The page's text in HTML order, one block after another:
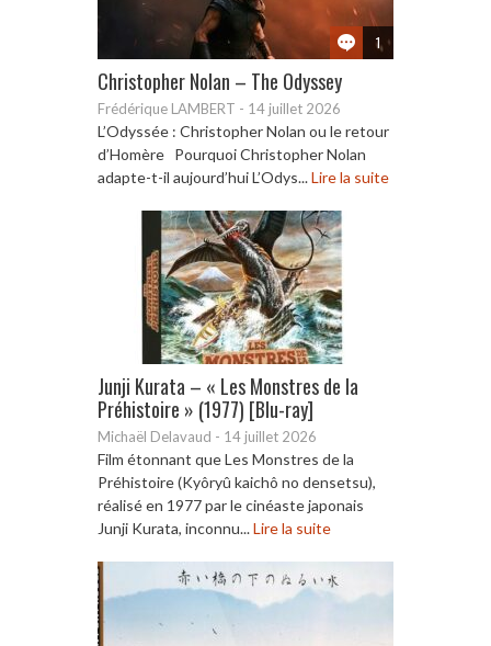
1
Christopher Nolan – The Odyssey
Frédérique LAMBERT - 14 juillet 2026
L’Odyssée : Christopher Nolan ou le retour
d’Homère Pourquoi Christopher Nolan
adapte-t-il aujourd’hui L’Odys...Lire la suite
Junji Kurata – « Les Monstres de la
Préhistoire » (1977) [Blu-ray]
Michaël Delavaud - 14 juillet 2026
Film étonnant que Les Monstres de la
Préhistoire (Kyôryû kaichô no densetsu),
réalisé en 1977 par le cinéaste japonais
Junji Kurata, inconnu...Lire la suite